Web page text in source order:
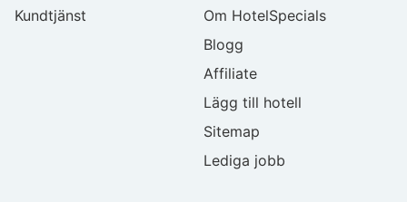
Kundtjänst
Om HotelSpecials
Blogg
Affiliate
Lägg till hotell
Sitemap
Lediga jobb